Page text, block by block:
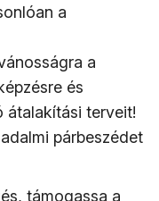
a
a
és
átalakítási terveit!
párbeszédet
támogassa a